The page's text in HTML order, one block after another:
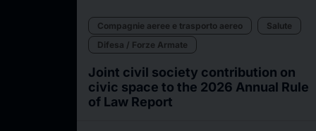
Compagnie aeree e trasporto aereo
Salute
Difesa / Forze Armate
Joint civil society contribution on
civic space to the 2026 Annual Rule
of Law Report